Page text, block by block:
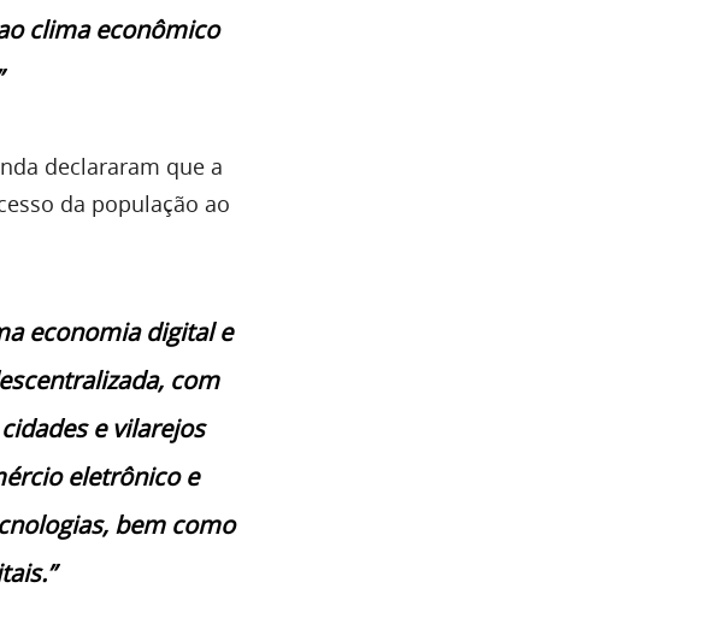
clima econômico
declararam que a
da população ao
economia digital e
com
e vilarejos
eletrônico e
bem como